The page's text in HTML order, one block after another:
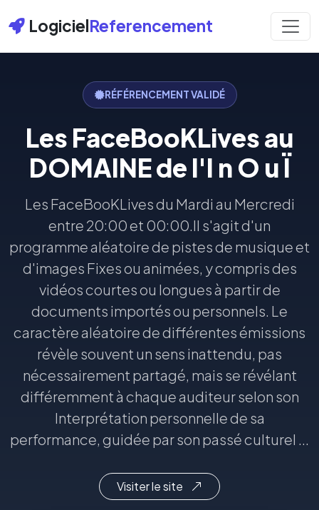
LogicielReferencement
RÉFÉRENCEMENT VALIDÉ
Les FaceBooKLives au
DOMAINE de l'I n O u Ï
Les FaceBooKLives du Mardi au Mercredi
entre 20:00 et 00:00.Il s'agit d'un
programme aléatoire de pistes de musique et
d'images Fixes ou animées, y compris des
vidéos courtes ou longues à partir de
documents importés ou personnels. Le
caractère aléatoire de différentes émissions
révèle souvent un sens inattendu, pas
nécessairement partagé, mais se révélant
différemment à chaque auditeur selon son
Interprétation personnelle de sa
performance, guidée par son passé culturel ...
Visiter le site